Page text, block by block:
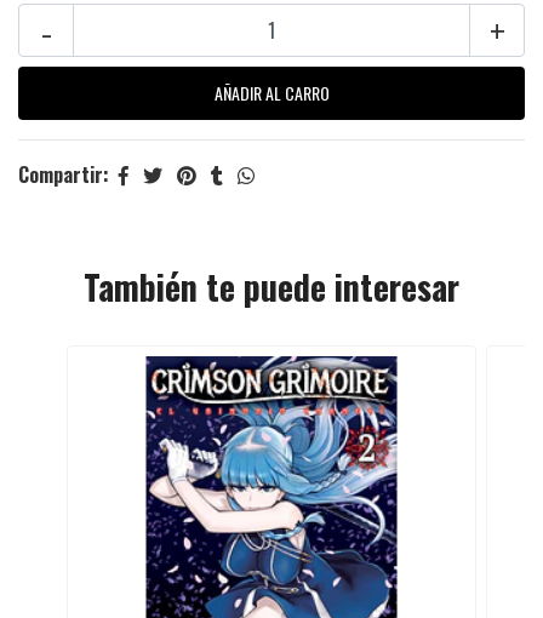
+
-
Compartir:
También te puede interesar